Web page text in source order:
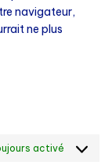
navigateur,
ne plus
activé